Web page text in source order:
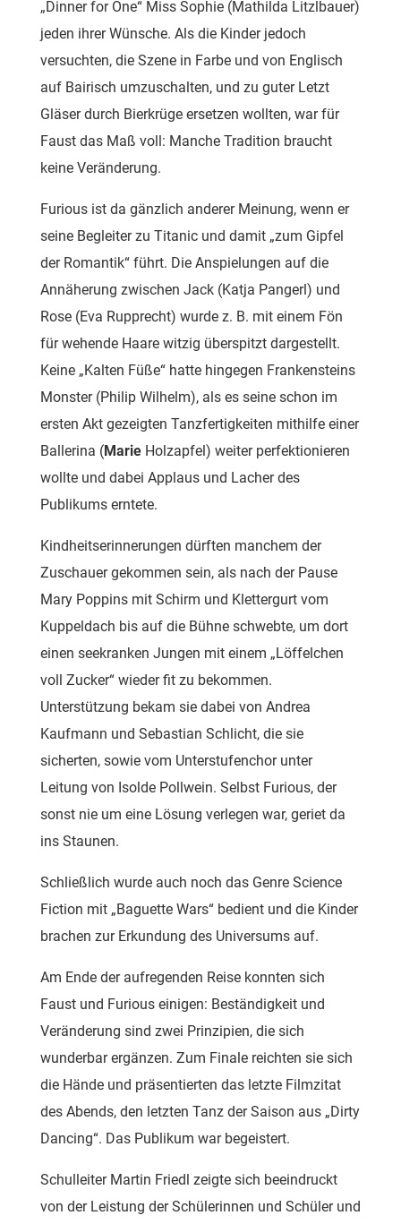
„Dinner for One“ Miss Sophie (Mathilda Litzlbauer)
jeden ihrer Wünsche. Als die Kinder jedoch
versuchten, die Szene in Farbe und von Englisch
auf Bairisch umzuschalten, und zu guter Letzt
Gläser durch Bierkrüge ersetzen wollten, war für
Faust das Maß voll: Manche Tradition braucht
keine Veränderung.
Furious ist da gänzlich anderer Meinung, wenn er
seine Begleiter zu Titanic und damit „zum Gipfel
der Romantik“ führt. Die Anspielungen auf die
Annäherung zwischen Jack (Katja Pangerl) und
Rose (Eva Rupprecht) wurde z. B. mit einem Fön
für wehende Haare witzig überspitzt dargestellt.
Keine „Kalten Füße“ hatte hingegen Frankensteins
Monster (Philip Wilhelm), als es seine schon im
ersten Akt gezeigten Tanzfertigkeiten mithilfe einer
Ballerina (MarieHolzapfel) weiter perfektionieren
wollte und dabei Applaus und Lacher des
Publikums erntete.
Kindheitserinnerungen dürften manchem der
Zuschauer gekommen sein, als nach der Pause
Mary Poppins mit Schirm und Klettergurt vom
Kuppeldach bis auf die Bühne schwebte, um dort
einen seekranken Jungen mit einem „Löffelchen
voll Zucker“ wieder fit zu bekommen.
Unterstützung bekam sie dabei von Andrea
Kaufmann und Sebastian Schlicht, die sie
sicherten, sowie vom Unterstufenchor unter
Leitung von Isolde Pollwein. Selbst Furious, der
sonst nie um eine Lösung verlegen war, geriet da
ins Staunen.
Schließlich wurde auch noch das Genre Science
Fiction mit „Baguette Wars“ bedient und die Kinder
brachen zur Erkundung des Universums auf.
Am Ende der aufregenden Reise konnten sich
Faust und Furious einigen: Beständigkeit und
Veränderung sind zwei Prinzipien, die sich
wunderbar ergänzen. Zum Finale reichten sie sich
die Hände und präsentierten das letzte Filmzitat
des Abends, den letzten Tanz der Saison aus „Dirty
Dancing“. Das Publikum war begeistert.
Schulleiter Martin Friedl zeigte sich beeindruckt
von der Leistung der Schülerinnen und Schüler und